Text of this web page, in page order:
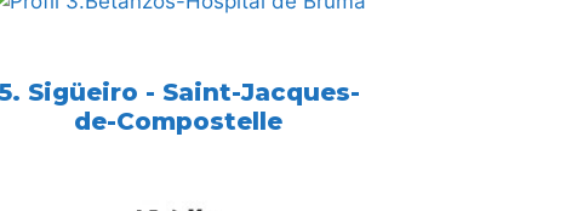
Sigüeiro - Saint-Jacques-
de-Compostelle